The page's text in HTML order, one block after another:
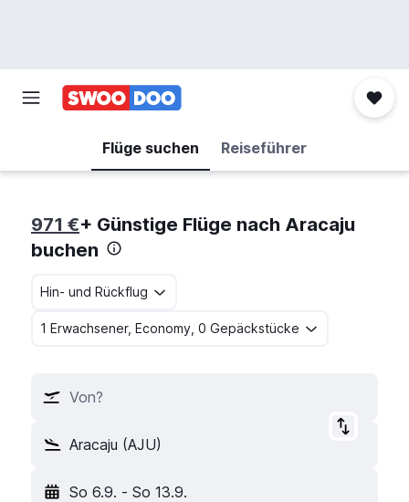
Flüge suchen Reiseführer
971 €+ Günstige Flüge nach Aracaju
buchen
Hin- und Rückflug
1 Erwachsener, Economy, 0 Gepäckstücke
Von?
Aracaju (AJU)
So 6.9. - So 13.9.